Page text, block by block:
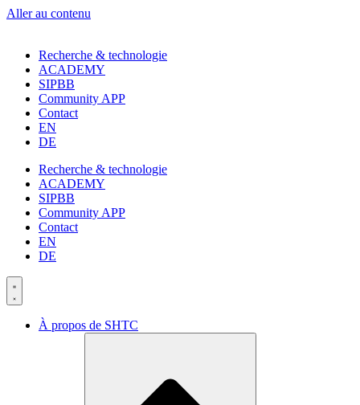
Aller au contenu
Recherche & technologie
ACADEMY
SIPBB
Community APP
Contact
EN
DE
Recherche & technologie
ACADEMY
SIPBB
Community APP
Contact
EN
DE
À propos de SHTC